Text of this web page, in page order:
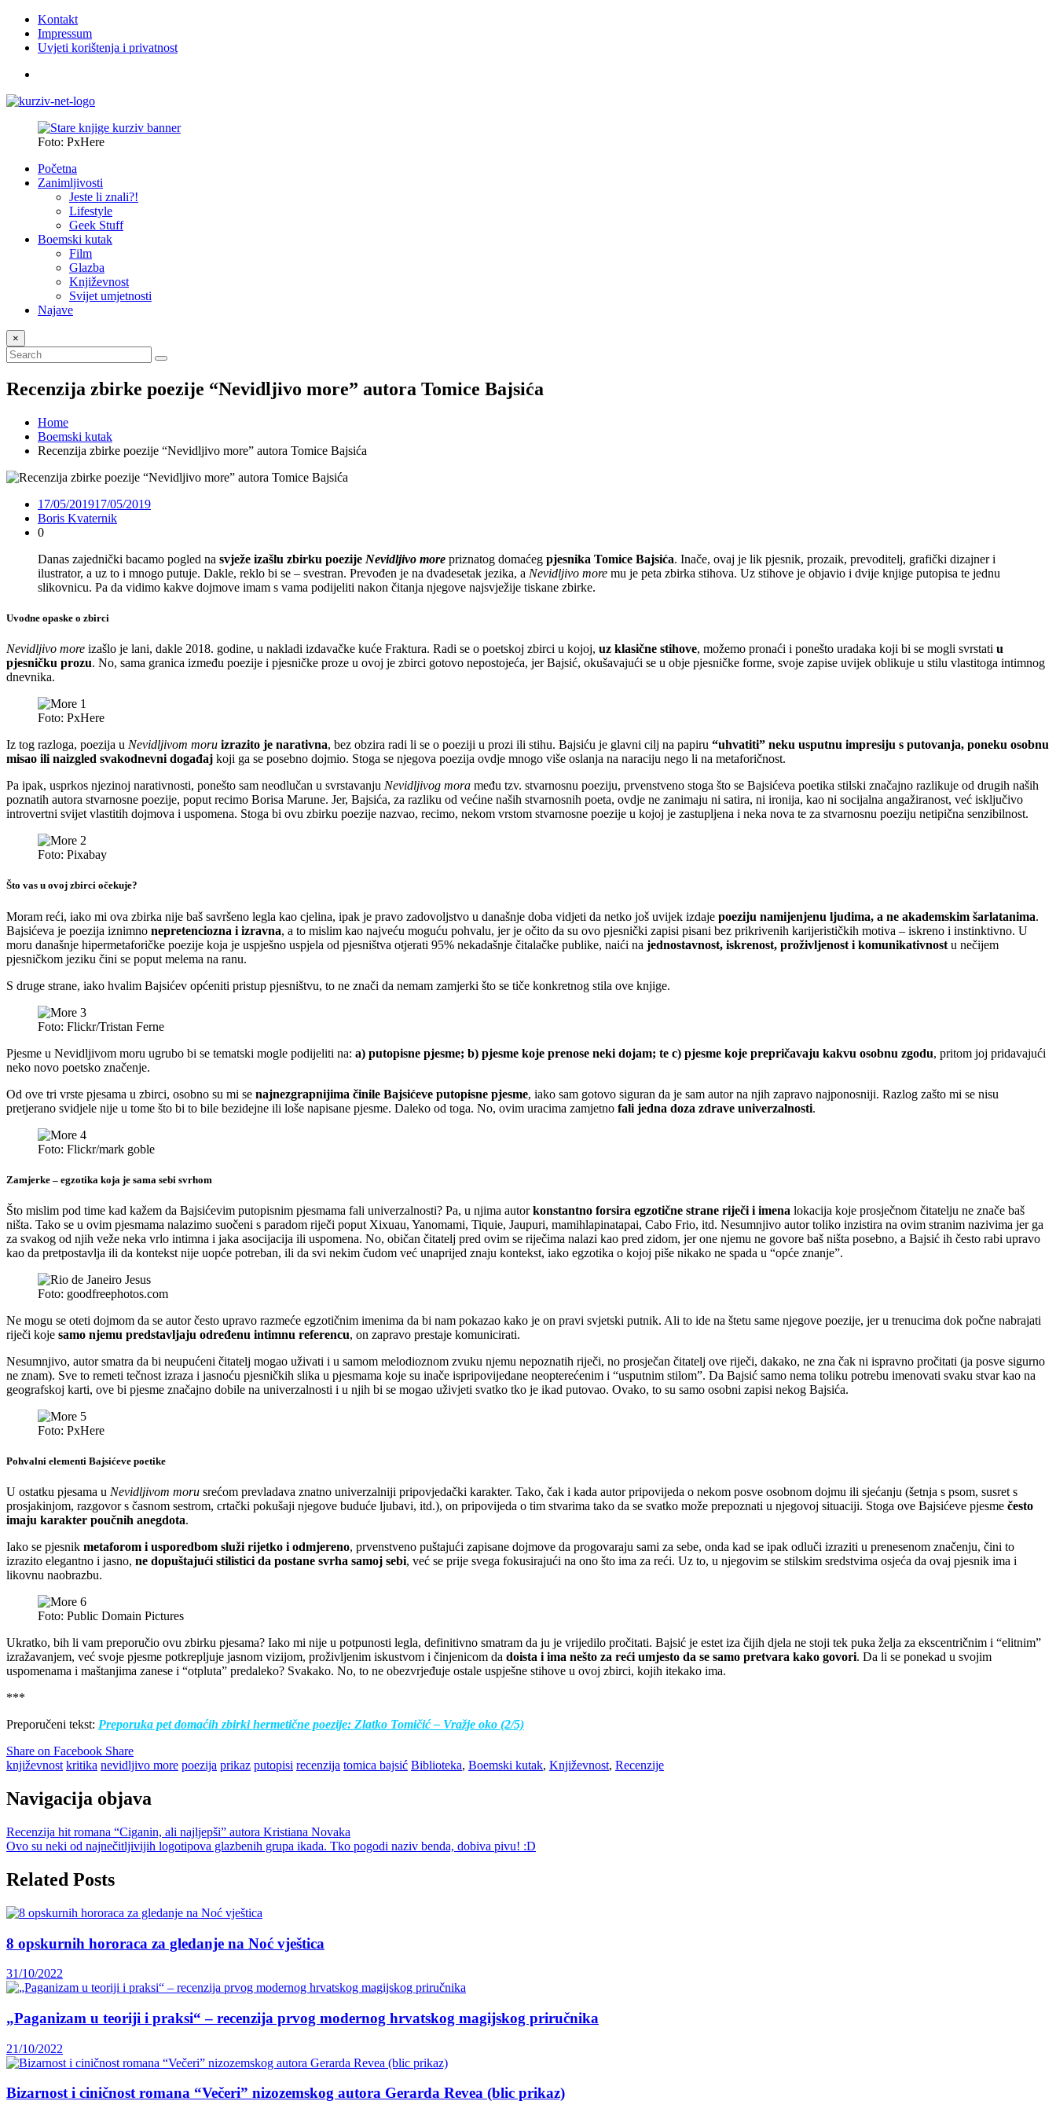
Kontakt
Impressum
Uvjeti korištenja i privatnost
Foto: PxHere
Početna
Zanimljivosti
Jeste li znali?!
Lifestyle
Geek Stuff
Boemski kutak
Film
Glazba
Književnost
Svijet umjetnosti
Najave
×
Recenzija zbirke poezije “Nevidljivo more” autora Tomice Bajsića
Home
Boemski kutak
Recenzija zbirke poezije “Nevidljivo more” autora Tomice Bajsića
17/05/201917/05/2019
Boris Kvaternik
0
Danas zajednički bacamo pogled na svježe izašlu zbirku poezije Nevidljivo more priznatog domaćeg pjesnika Tomice Bajsića. Inače, ovaj je lik pjesnik, prozaik, prevoditelj, grafički dizajner i
ilustrator, a uz to i mnogo putuje. Dakle, reklo bi se – svestran. Prevođen je na dvadesetak jezika, a Nevidljivo more mu je peta zbirka stihova. Uz stihove je objavio i dvije knjige putopisa te jednu
slikovnicu. Pa da vidimo kakve dojmove imam s vama podijeliti nakon čitanja njegove najsvježije tiskane zbirke.
Uvodne opaske o zbirci
Nevidljivo more izašlo je lani, dakle 2018. godine, u nakladi izdavačke kuće Fraktura. Radi se o poetskoj zbirci u kojoj, uz klasične stihove, možemo pronaći i ponešto uradaka koji bi se mogli svrstati u
pjesničku prozu. No, sama granica između poezije i pjesničke proze u ovoj je zbirci gotovo nepostojeća, jer Bajsić, okušavajući se u obje pjesničke forme, svoje zapise uvijek oblikuje u stilu vlastitoga intimnog
dnevnika.
Foto: PxHere
Iz tog razloga, poezija u Nevidljivom moru izrazito je narativna, bez obzira radi li se o poeziji u prozi ili stihu. Bajsiću je glavni cilj na papiru “uhvatiti” neku usputnu impresiju s putovanja, poneku osobnu
misao ili naizgled svakodnevni događaj koji ga se posebno dojmio. Stoga se njegova poezija ovdje mnogo više oslanja na naraciju nego li na metaforičnost.
Pa ipak, usprkos njezinoj narativnosti, ponešto sam neodlučan u svrstavanju Nevidljivog mora među tzv. stvarnosnu poeziju, prvenstveno stoga što se Bajsićeva poetika stilski značajno razlikuje od drugih naših
poznatih autora stvarnosne poezije, poput recimo Borisa Marune. Jer, Bajsića, za razliku od većine naših stvarnosnih poeta, ovdje ne zanimaju ni satira, ni ironija, kao ni socijalna angažiranost, već isključivo
introvertni svijet vlastitih dojmova i uspomena. Stoga bi ovu zbirku poezije nazvao, recimo, nekom vrstom stvarnosne poezije u kojoj je zastupljena i neka nova te za stvarnosnu poeziju netipična senzibilnost.
Foto: Pixabay
Što vas u ovoj zbirci očekuje?
Moram reći, iako mi ova zbirka nije baš savršeno legla kao cjelina, ipak je pravo zadovoljstvo u današnje doba vidjeti da netko još uvijek izdaje poeziju namijenjenu ljudima, a ne akademskim šarlatanima.
Bajsićeva je poezija iznimno nepretenciozna i izravna, a to mislim kao najveću moguću pohvalu, jer je očito da su ovo pjesnički zapisi pisani bez prikrivenih karijerističkih motiva – iskreno i instinktivno. U
moru današnje hipermetaforičke poezije koja je uspješno uspjela od pjesništva otjerati 95% nekadašnje čitalačke publike, naići na jednostavnost, iskrenost, proživljenost i komunikativnost u nečijem
pjesničkom jeziku čini se poput melema na ranu.
S druge strane, iako hvalim Bajsićev općeniti pristup pjesništvu, to ne znači da nemam zamjerki što se tiče konkretnog stila ove knjige.
Foto: Flickr/Tristan Ferne
Pjesme u Nevidljivom moru ugrubo bi se tematski mogle podijeliti na: a) putopisne pjesme; b) pjesme koje prenose neki dojam; te c) pjesme koje prepričavaju kakvu osobnu zgodu, pritom joj pridavajući
neko novo poetsko značenje.
Od ove tri vrste pjesama u zbirci, osobno su mi se najnezgrapnijima činile Bajsićeve putopisne pjesme, iako sam gotovo siguran da je sam autor na njih zapravo najponosniji. Razlog zašto mi se nisu
pretjerano svidjele nije u tome što bi to bile bezidejne ili loše napisane pjesme. Daleko od toga. No, ovim uracima zamjetno fali jedna doza zdrave univerzalnosti.
Foto: Flickr/mark goble
Zamjerke – egzotika koja je sama sebi svrhom
Što mislim pod time kad kažem da Bajsićevim putopisnim pjesmama fali univerzalnosti? Pa, u njima autorkonstantno forsira egzotične strane riječi i imena lokacija koje prosječnom čitatelju ne znače baš
ništa. Tako se u ovim pjesmama nalazimo suočeni s paradom riječi poput Xixuau, Yanomami, Tiquie, Jaupuri, mamihlapinatapai, Cabo Frio, itd. Nesumnjivo autor toliko inzistira na ovim stranim nazivima jer ga
za svakog od njih veže neka vrlo intimna i jaka asocijacija ili uspomena. No, običan čitatelj pred ovim se riječima nalazi kao pred zidom, jer one njemu ne govore baš ništa posebno, a Bajsić ih često rabi upravo
kao da pretpostavlja ili da kontekst nije uopće potreban, ili da svi nekim čudom već unaprijed znaju kontekst, iako egzotika o kojoj piše nikako ne spada u “opće znanje”.
Foto: goodfreephotos.com
Ne mogu se oteti dojmom da se autor često upravo razmeće egzotičnim imenima da bi nam pokazao kako je on pravi svjetski putnik. Ali to ide na štetu same njegove poezije, jer u trenucima dok počne nabrajati
riječi koje samo njemu predstavljaju određenu intimnu referencu, on zapravo prestaje komunicirati.
Nesumnjivo, autor smatra da bi neupućeni čitatelj mogao uživati i u samom melodioznom zvuku njemu nepoznatih riječi, no prosječan čitatelj ove riječi, dakako, ne zna čak ni ispravno pročitati (ja posve sigurno
ne znam). Sve to remeti tečnost izraza i jasnoću pjesničkih slika u pjesmama koje su inače ispripovijedane neopterećenim i “usputnim stilom”. Da Bajsić samo nema toliku potrebu imenovati svaku stvar kao na
geografskoj karti, ove bi pjesme značajno dobile na univerzalnosti i u njih bi se mogao uživjeti svatko tko je ikad putovao. Ovako, to su samo osobni zapisi nekog Bajsića.
Foto: PxHere
Pohvalni elementi Bajsićeve poetike
U ostatku pjesama u Nevidljivom moru srećom prevladava znatno univerzalniji pripovjedački karakter. Tako, čak i kada autor pripovijeda o nekom posve osobnom dojmu ili sjećanju (šetnja s psom, susret s
prosjakinjom, razgovor s časnom sestrom, crtački pokušaji njegove buduće ljubavi, itd.), on pripovijeda o tim stvarima tako da se svatko može prepoznati u njegovoj situaciji. Stoga ove Bajsićeve pjesme često
imaju karakter poučnih anegdota.
Iako se pjesnik metaforom i usporedbom služi rijetko i odmjereno, prvenstveno puštajući zapisane dojmove da progovaraju sami za sebe, onda kad se ipak odluči izraziti u prenesenom značenju, čini to
izrazito elegantno i jasno, ne dopuštajući stilistici da postane svrha samoj sebi, već se prije svega fokusirajući na ono što ima za reći. Uz to, u njegovim se stilskim sredstvima osjeća da ovaj pjesnik ima i
likovnu naobrazbu.
Foto: Public Domain Pictures
Ukratko, bih li vam preporučio ovu zbirku pjesama? Iako mi nije u potpunosti legla, definitivno smatram da ju je vrijedilo pročitati. Bajsić je estet iza čijih djela ne stoji tek puka želja za ekscentričnim i “elitnim”
izražavanjem, već svoje pjesme potkrepljuje jasnom vizijom, proživljenim iskustvom i činjenicom da doista i ima nešto za reći umjesto da se samo pretvara kako govori. Da li se ponekad u svojim
uspomenama i maštanjima zanese i “otpluta” predaleko? Svakako. No, to ne obezvrjeđuje ostale uspješne stihove u ovoj zbirci, kojih itekako ima.
***
Preporučeni tekst: Preporuka pet domaćih zbirki hermetične poezije: Zlatko Tomičić – Vražje oko (2/5)
Share on Facebook Share
književnost kritika nevidljivo more poezija prikaz putopisi recenzija tomica bajsić Biblioteka, Boemski kutak, Književnost, Recenzije
Navigacija objava
Recenzija hit romana “Ciganin, ali najljepši” autora Kristiana Novaka
Ovo su neki od najnečitljivijih logotipova glazbenih grupa ikada. Tko pogodi naziv benda, dobiva pivu! :D
Related Posts
8 opskurnih hororaca za gledanje na Noć vještica
31/10/2022
„Paganizam u teoriji i praksi“ – recenzija prvog modernog hrvatskog magijskog priručnika
21/10/2022
Bizarnost i ciničnost romana “Večeri” nizozemskog autora Gerarda Revea (blic prikaz)